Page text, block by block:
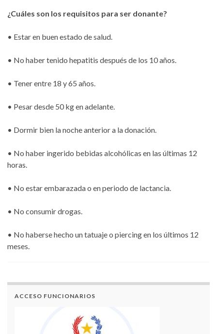
¿Cuáles son los requisitos para ser donante?
• Estar en buen estado de salud.
• No haber tenido hepatitis después de los 10 años.
• Tener entre 18 y 65 años.
• Pesar desde 50 kg en adelante.
• Dormir bien la noche anterior a la donación.
• No haber ingerido bebidas alcohólicas en las últimas 12
horas.
• No estar embarazada o en periodo de lactancia.
• No consumir drogas.
• No haberse hecho un tatuaje o piercing en los últimos 12
meses.
ACCESO FUNCIONARIOS